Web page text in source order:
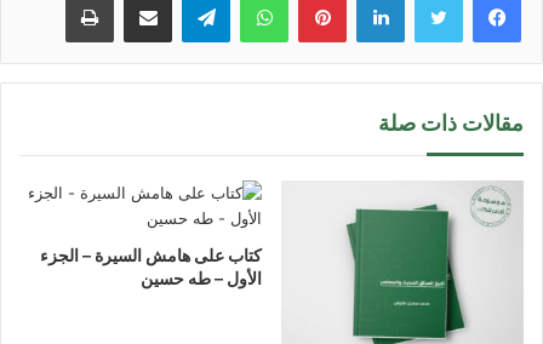
مقالات ذات صلة
كتاب على هامش السيرة – الجزء
الأول – طه حسين